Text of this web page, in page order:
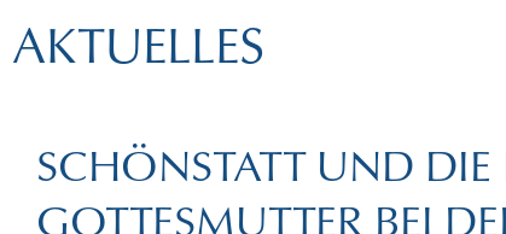
AKTUELLES
SCHÖNSTATT UND DIE
GOTTESMUTTER BEI